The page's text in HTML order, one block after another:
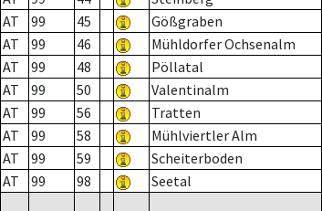
AT
99 45 Gößgraben
AT
99 46 Mühldorfer Ochsenalm
AT
99 48 Pöllatal
AT
99 50 Valentinalm
AT
99 56 Tratten
AT
99 58 Mühlviertler Alm
AT
99 59 Scheiterboden
AT
99 98 Seetal